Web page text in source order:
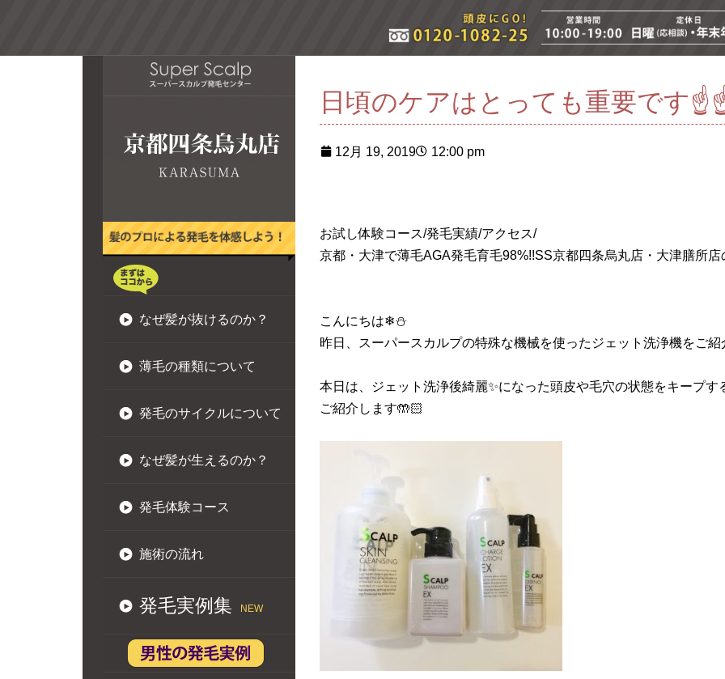
なぜ髪が抜けるのか？
薄毛の種類について
発毛のサイクルについて
なぜ髪が生えるのか？
発毛体験コース
施術の流れ
発毛実例集 NEW
日頃のケアはとっても重要です
12月 19, 2019 12:00 pm
お試し体験コース/発毛実績/アクセス/
京都・大津で薄毛AGA発毛育毛98%!!SS京都四条烏丸店・大津膳所
こんにちは❄⛄
昨日、スーパースカルプの特殊な機械を使ったジェット洗浄機をご紹
本日は、ジェット洗浄後綺麗✨になった頭皮や毛穴の状態をキープ
ご紹介します🤲🏻